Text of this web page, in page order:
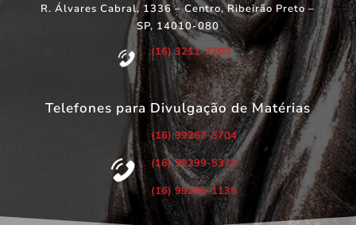
R. Álvares Cabral, 1336 – Centro, Ribeirão Preto –
SP, 14010-080
(16) 3211-7200
Telefones para Divulgação de Matérias
(16) 99267-3704
(16) 99299-5373
(16) 99286-1139